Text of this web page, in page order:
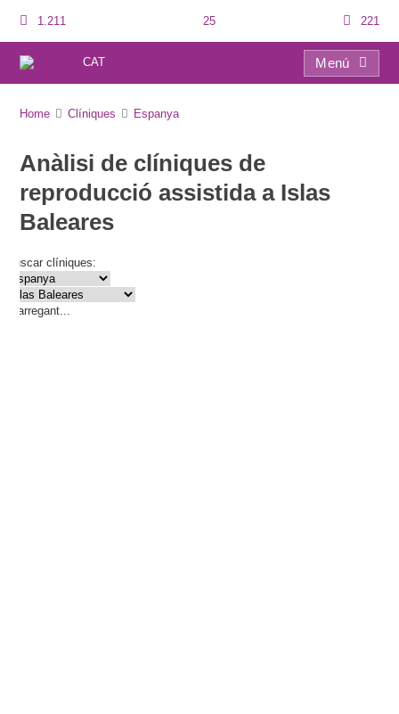
1.211 25 221
CAT
Menú
Home Clíniques Espanya
Anàlisi de clíniques de
reproducció assistida a Islas
Baleares
Buscar clíniques:
Carregant...